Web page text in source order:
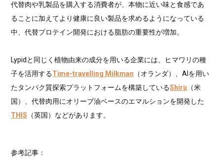
代替肉や乳製品を購入する消費者が、本物に近い味と食感であ
ることに加えてより健康に良い製品を求めるようになっている
中、代替プロテイン開発における脂肪の重要性が増加。
Lypidと同じく植物由来の成分を用いる企業には、ヒマワリの種
子を活用するTime-travelling Milkman （オランダ）、AIを用い
たタンパク質探索プラットフォームを構築しているShiru （米
国）、代替肉用にオリーブ油ベースのエマルションを開発した
THIS （英国）などがあります。
参考記事：